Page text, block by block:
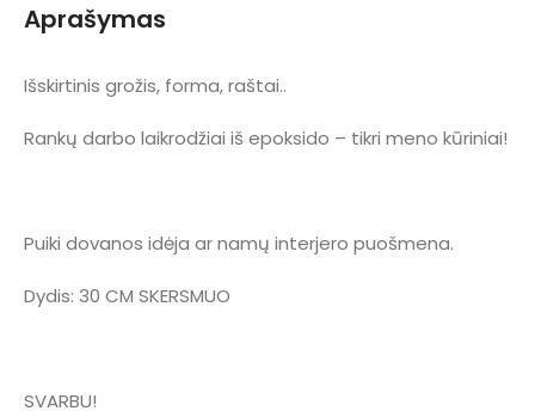
Aprašymas
Išskirtinis grožis, forma, raštai..
Rankų darbo laikrodžiai iš epoksido – tikri meno kūriniai!
Puiki dovanos idėja ar namų interjero puošmena.
Dydis: 30 CM SKERSMUO
SVARBU!